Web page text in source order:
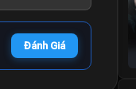
Đánh Giá